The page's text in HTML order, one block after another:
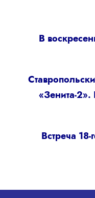
В
«Зенита-
Встреча